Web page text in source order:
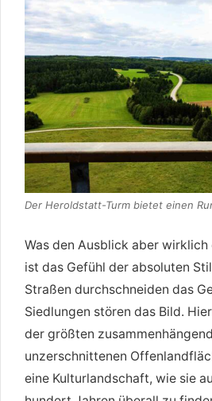
Der Heroldstatt-Turm bietet einen
Was den Ausblick aber
ist das Gefühl der absoluten
Straßen durchschneiden das
Siedlungen stören das Bild.
der größten
unzerschnittenen
eine Kulturlandschaft, wie sie